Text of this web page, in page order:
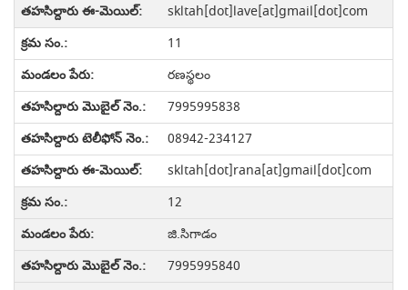
skltah[dot]lave[at]gmail[dot]com
11
రణస్థలం
7995995838
08942-234127
skltah[dot]rana[at]gmail[dot]com
12
జి.సిగాడం
7995995840